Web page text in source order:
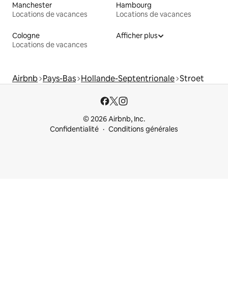
Manchester
Locations de vacances
Hambourg
Locations de vacances
Cologne
Locations de vacances
Afficher plus
Airbnb Pays-Bas Hollande-Septentrionale Stroet
© 2026 Airbnb, Inc.
Confidentialité
Conditions générales